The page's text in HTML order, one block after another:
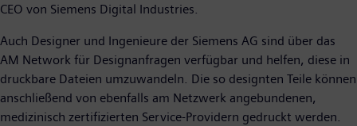
CEO von Siemens Digital Industries.
Auch Designer und Ingenieure der Siemens AG sind über das
AM Network für Designanfragen verfügbar und helfen, diese in
druckbare Dateien umzuwandeln. Die so designten Teile können
anschließend von ebenfalls am Netzwerk angebundenen,
medizinisch zertifizierten Service-Providern gedruckt werden.